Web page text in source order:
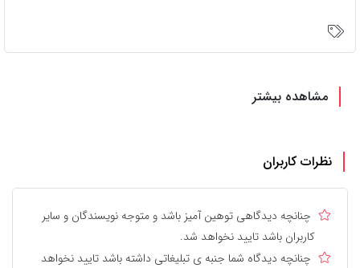
مشاهده بیشتر
نظرات کاربران
چنانچه دیدگاهی توهین آمیز باشد و متوجه نویسندگان و سایر
کاربران باشد تایید نخواهد شد.
چنانچه دیدگاه شما جنبه ی تبلیغاتی داشته باشد تایید نخواهد